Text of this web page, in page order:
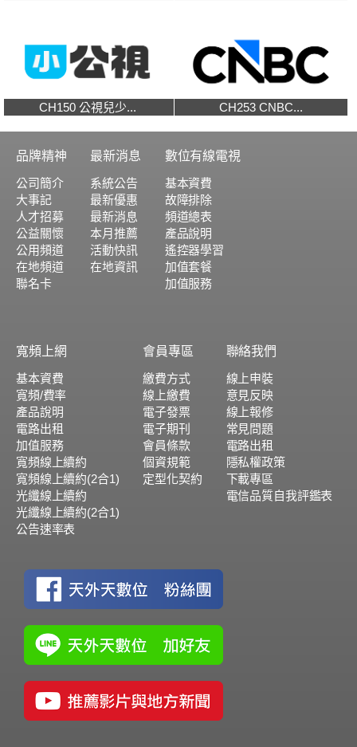
CH150 公視兒少... CH253 CNBC...
品牌精神
公司簡介
大事記
人才招募
公益關懷
公用頻道
在地頻道
聯名卡
最新消息
系統公告
最新優惠
最新消息
本月推薦
活動快訊
在地資訊
數位有線電視
基本資費
故障排除
頻道總表
產品說明
遙控器學習
加值套餐
加值服務
寬頻上網
基本資費
寬頻/費率
產品說明
電路出租
加值服務
寬頻線上續約
寬頻線上續約(2合1)
光纖線上續約
光纖線上續約(2合1)
公告速率表
會員專區
繳費方式
線上繳費
電子發票
電子期刊
會員條款
個資規範
定型化契約
聯絡我們
線上申裝
意見反映
線上報修
常見問題
電路出租
隱私權政策
下載專區
電信品質自我評鑑表